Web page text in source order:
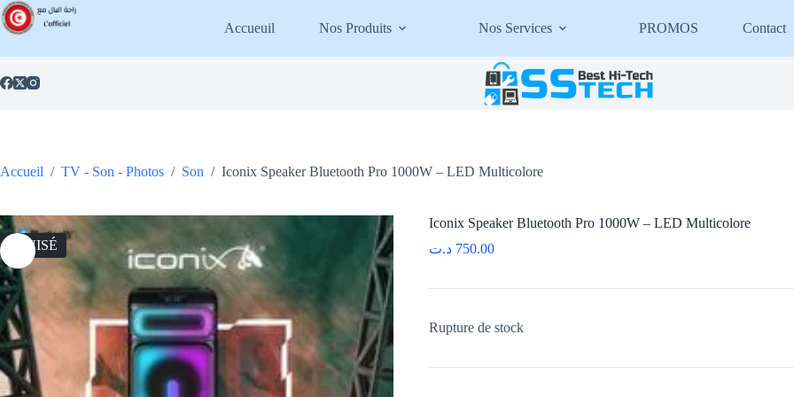
Passer
au
contenu
Accueuil Nos Produits Nos Services PROMOS Contact
Accueil / TV - Son - Photos / Son / Iconix Speaker Bluetooth Pro 1000W – LED Multicolore
ÉPUISÉ
Iconix Speaker Bluetooth Pro 1000W – LED Multicolore
750.00 د.ت
Rupture de stock